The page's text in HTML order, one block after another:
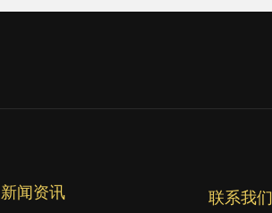
新闻资讯 联系我们